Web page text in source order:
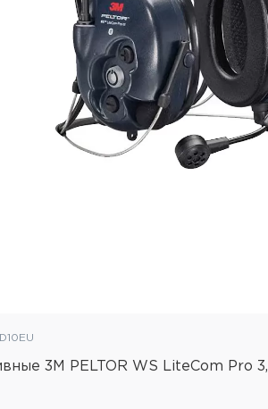
3М PELTOR WS LiteCom Pro